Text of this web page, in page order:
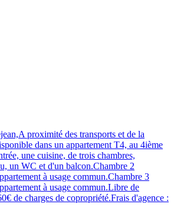
proximité des transports et de la
dans un appartement T4, au 4ième
une cuisine, de trois chambres,
un WC et d'un balcon.Chambre 2
à usage commun.Chambre 3
à usage commun.Libre de
de charges de copropriété.Frais d'agence :